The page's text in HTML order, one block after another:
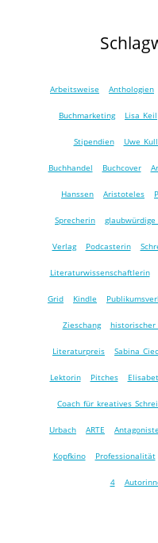
Arbeitsweise Anthologien
Buchmarketing Lisa Keil
Stipendien Uwe
Buchhandel Buchcover
Hanssen Aristoteles
Sprecherin glaubwürdige
Verlag Podcasterin
Literaturwissenschaftlerin
Grid Kindle
Zieschang historischer
Literaturpreis Sabina
Lektorin Pitches
Coach für kreatives
Urbach ARTE
Kopfkino Professionalität
4